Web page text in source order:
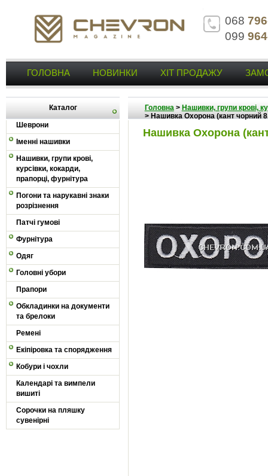
068
099
ГОЛОВНА НОВИНКИ ХІТ ПРОДАЖУ
Каталог
Шеврони
Іменні нашивки
Нашивки, групи крові,
курсівки, кокарди,
прапорці, фурнітура
Погони та нарукавні знаки
розрізнення
Патчі гумові
Фурнітура
Одяг
Головні убори
Прапори
Обкладинки на документи
та брелоки
Ремені
Екіпіровка та спорядження
Кобури і чохли
Календарі та вимпели
вишиті
Сорочки на пляшку
сувенірні
Головна> Нашивки, групи крові,
> Нашивка Охорона (кант чорний
Нашивка Охорона